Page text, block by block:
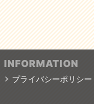
INFORMATION
プライバシーポリシー